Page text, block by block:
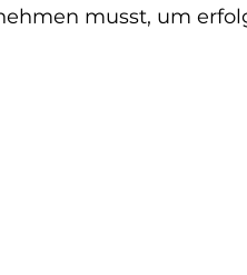
musst, um